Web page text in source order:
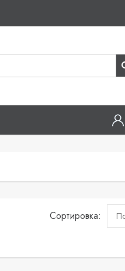
Сортировка: